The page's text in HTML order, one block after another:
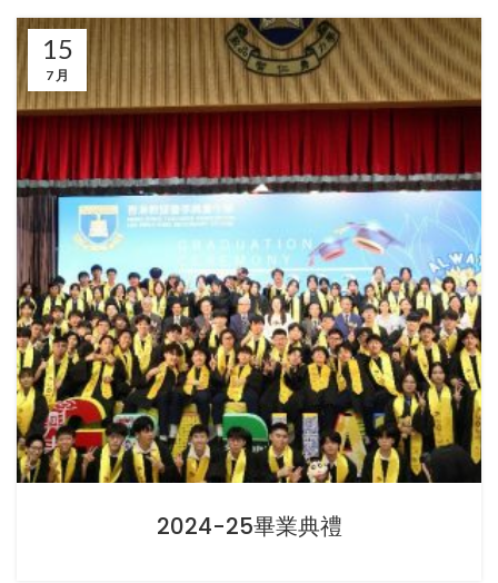
15
7 月
2024-25畢業典禮